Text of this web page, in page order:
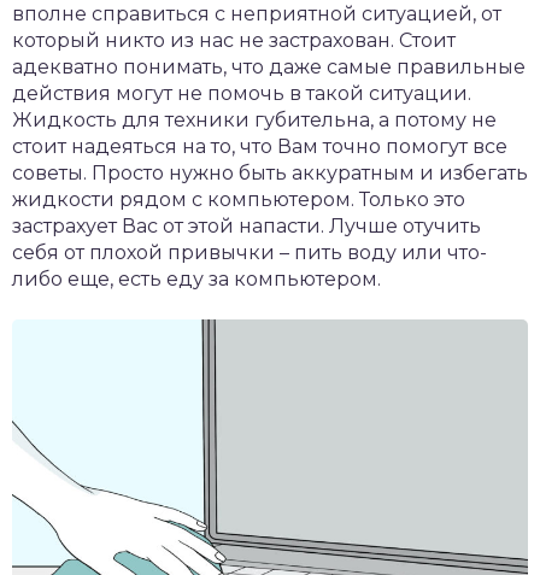
вполне справиться с неприятной ситуацией, от
который никто из нас не застрахован. Стоит
адекватно понимать, что даже самые правильные
действия могут не помочь в такой ситуации.
Жидкость для техники губительна, а потому не
стоит надеяться на то, что Вам точно помогут все
советы. Просто нужно быть аккуратным и избегать
жидкости рядом с компьютером. Только это
застрахует Вас от этой напасти. Лучше отучить
себя от плохой привычки – пить воду или что-
либо еще, есть еду за компьютером.